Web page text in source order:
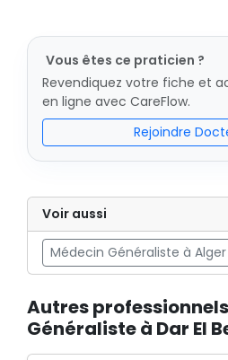
Vous êtes ce praticien ?
Revendiquez votre fiche et
en ligne avec CareFlow.
Rejoindre
Voir aussi
Médecin Généraliste à Alger
Autres
Généraliste à Dar El